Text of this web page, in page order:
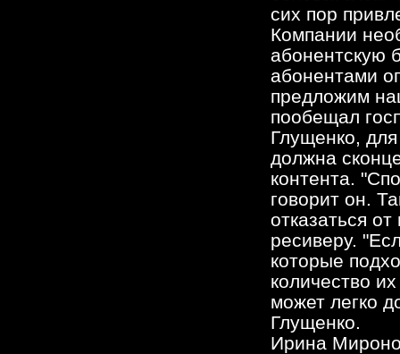
сих пор
Компании
абонентскую
абонентами
предложим
пообещал
Глущенко,
должна
контента.
говорит он.
отказаться
ресиверу.
которые
количество
может легко
Глущенко.
Ирина